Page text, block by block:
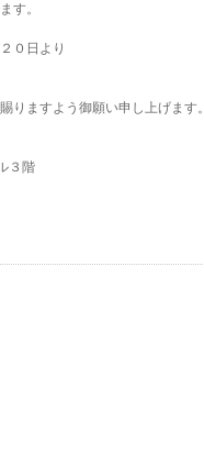
す。
０日より
りますよう御願い申し上げます。
３階